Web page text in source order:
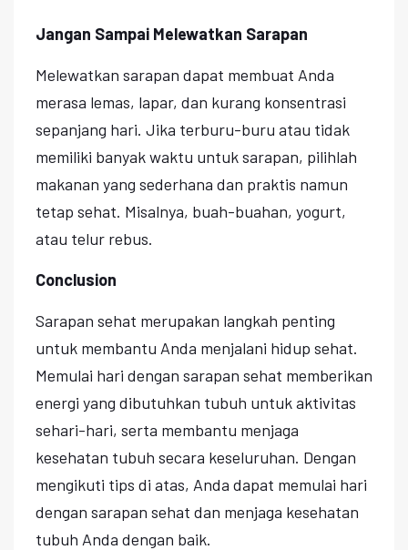
Jangan Sampai Melewatkan Sarapan
Melewatkan sarapan dapat membuat Anda
merasa lemas, lapar, dan kurang konsentrasi
sepanjang hari. Jika terburu-buru atau tidak
memiliki banyak waktu untuk sarapan, pilihlah
makanan yang sederhana dan praktis namun
tetap sehat. Misalnya, buah-buahan, yogurt,
atau telur rebus.
Conclusion
Sarapan sehat merupakan langkah penting
untuk membantu Anda menjalani hidup sehat.
Memulai hari dengan sarapan sehat memberikan
energi yang dibutuhkan tubuh untuk aktivitas
sehari-hari, serta membantu menjaga
kesehatan tubuh secara keseluruhan. Dengan
mengikuti tips di atas, Anda dapat memulai hari
dengan sarapan sehat dan menjaga kesehatan
tubuh Anda dengan baik.